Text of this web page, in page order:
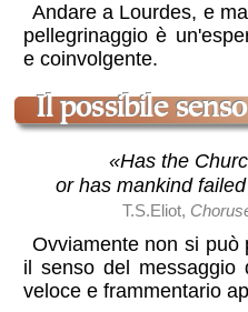
Andare a Lourdes, e
pellegrinaggio è
e coinvolgente.
il possibile senso
«Has the
or has mankind
T.S.Eliot,
Ovviamente non si può
il senso del messaggio
veloce e frammentario